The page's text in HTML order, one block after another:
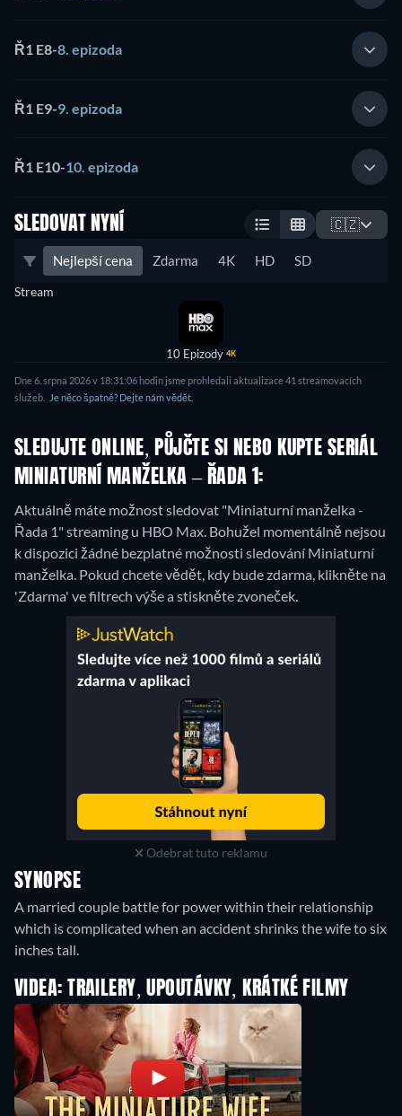
Ř1 E8-8. epizoda
Ř1 E9-9. epizoda
Ř1 E10-10. epizoda
SLEDOVAT NYNÍ 🇨🇿
Nejlepší cena Zdarma 4K HD SD
Stream
10 Epizody 4K
Dne 6. srpna 2026 v 18:31:06 hodin jsme prohledali aktualizace 41 streamovacích
služeb.
Je něco špatně? Dejte nám vědět.
SLEDUJTE ONLINE, PŮJČTE SI NEBO KUPTE SERIÁL
MINIATURNÍ MANŽELKA – ŘADA 1:
Aktuálně máte možnost sledovat "Miniaturní manželka -
Řada 1" streaming u HBO Max. Bohužel momentálně nejsou
k dispozici žádné bezplatné možnosti sledování Miniaturní
manželka. Pokud chcete vědět, kdy bude zdarma, klikněte na
'Zdarma' ve filtrech výše a stiskněte zvoneček.
Odebrat tuto reklamu
SYNOPSE
A married couple battle for power within their relationship
which is complicated when an accident shrinks the wife to six
inches tall.
VIDEA: TRAILERY, UPOUTÁVKY, KRÁTKÉ FILMY